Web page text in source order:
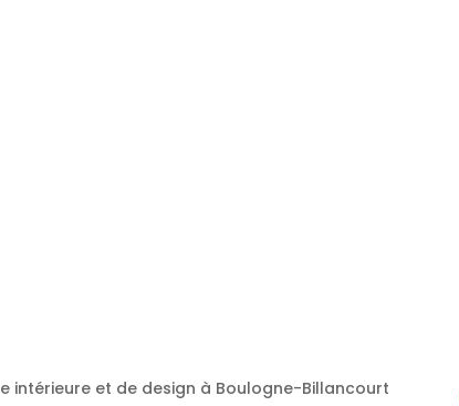
intérieure et de design à Boulogne-Billancourt